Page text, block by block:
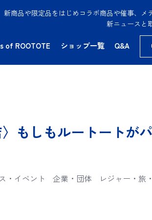
商品や限定品をはじめコラボ商品や催事、メ
新ニュースと
of ROOTOTE ショップ一覧 Q&A
もしもルートートが
・イベント 企業・団体 レジャー・旅